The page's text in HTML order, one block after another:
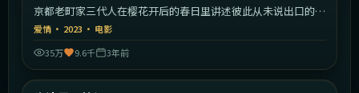
京都老町家三代人在樱花开后的春日里讲述彼此从未说出口的
事。
爱情 · 2023 · 电影
35万
9.6千 3年前